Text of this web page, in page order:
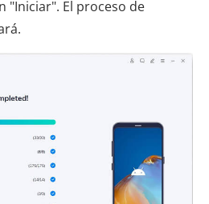
"Iniciar". El proceso de